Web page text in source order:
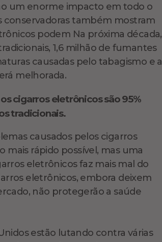
um enorme impacto em todo o
conservadoras também mostram
podem Na próxima década,
1,6 milhão de fumantes
causadas pelo tabagismo e a
melhorada.
cigarros eletrônicos são 95%
tradicionais.
causados pelos cigarros
mais rápido possível, mas uma
eletrônicos faz mais mal do
eletrônicos, embora deixem
não protegerão a saúde
estão lutando contra várias